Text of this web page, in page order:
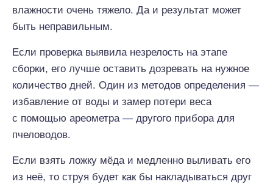
влажности очень тяжело. Да и результат может
быть неправильным.
Если проверка выявила незрелость на этапе
сборки, его лучше оставить дозревать на нужное
количество дней. Один из методов определения —
избавление от воды и замер потери веса
с помощью ареометра — другого прибора для
пчеловодов.
Если взять ложку мёда и медленно выливать его
из неё, то струя будет как бы накладываться друг